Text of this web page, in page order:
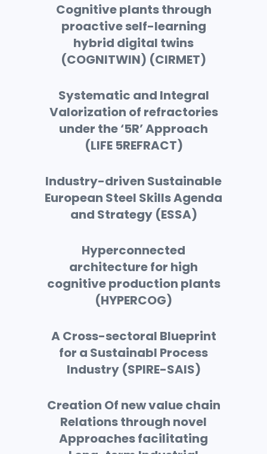
Cognitive plants through
proactive self-learning
hybrid digital twins
(COGNITWIN) (CIRMET)
Systematic and Integral
Valorization of refractories
under the ‘5R’ Approach
(LIFE 5REFRACT)
Industry-driven Sustainable
European Steel Skills Agenda
and Strategy (ESSA)
Hyperconnected
architecture for high
cognitive production plants
(HYPERCOG)
A Cross-sectoral Blueprint
for a Sustainabl Process
Industry (SPIRE-SAIS)
Creation Of new value chain
Relations through novel
Approaches facilitating